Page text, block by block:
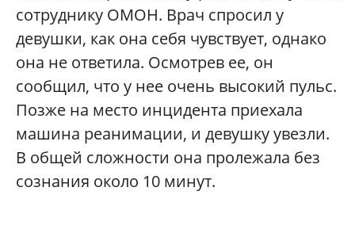
сотруднику ОМОН. Врач спросил у
девушки, как она себя чувствует, однако
она не ответила. Осмотрев ее, он
сообщил, что у нее очень высокий пульс.
Позже на место инцидента приехала
машина реанимации, и девушку увезли.
В общей сложности она пролежала без
сознания около 10 минут.